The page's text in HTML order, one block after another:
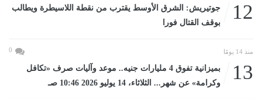
12
جوتيريش: الشرق الأوسط يقترب من نقطة اللاسيطرة ويطالب
بوقف القتال فورا
منذ 14 يومًا 0
13
بميزانية تفوق 4 مليارات جنيه.. موعد وآليات صرف «تكافل
وكرامة» عن شهر... الثلاثاء، 14 يوليو 2026 10:46 صـ